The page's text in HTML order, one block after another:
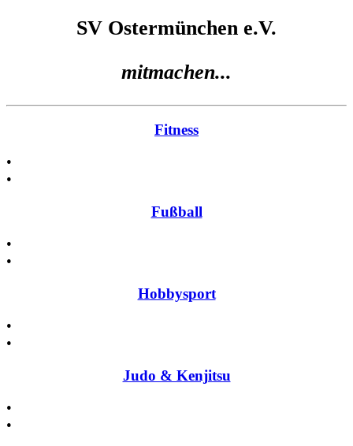
SV Ostermünchen e.V.
mitmachen...
Fitness
•
•
Fußball
•
•
Hobbysport
•
•
Judo & Kenjitsu
•
•